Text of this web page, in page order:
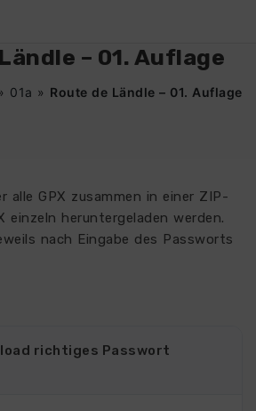
– 01. Auflage
01a » Route de Ländle – 01. Auflage
alle GPX zusammen in einer ZIP-
einzeln heruntergeladen werden.
nach Eingabe des Passworts
richtiges Passwort